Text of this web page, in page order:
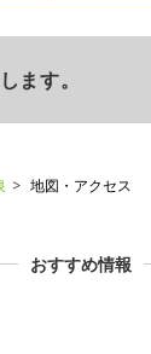
ます。
地図・アクセス
おすすめ情報